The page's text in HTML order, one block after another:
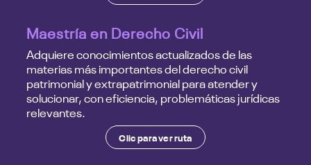
Maestría en Derecho Civil
Adquiere conocimientos actualizados de las
materias más importantes del derecho civil
patrimonial y extrapatrimonial para atender y
solucionar, con eficiencia, problemáticas jurídicas
relevantes.
Clic para ver ruta